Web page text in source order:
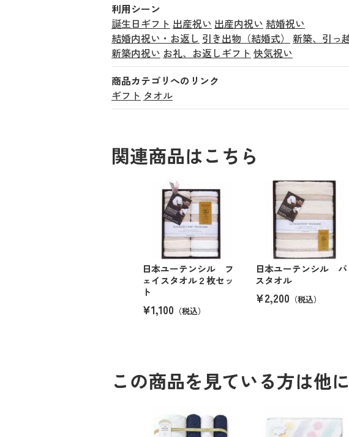
利用シーン
誕生日ギフト 出産祝い 出産内祝い 結婚祝い
結婚内祝い・お返し 引き出物（結婚式）
新築、引っ
新築内祝い お礼、お返しギフト 快気祝い
商品カテゴリへのリンク
ギフト タオル
関連商品はこちら
日本ユーテンシル フ
ェイスタオル２枚セッ
ト
¥1,100 （税込）
日本ユーテンシル バ
スタオル
¥2,200 （税込）
この商品を見ている方は他